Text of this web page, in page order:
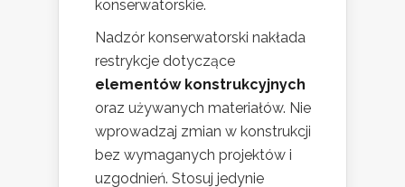
konserwatorskie.
Nadzór konserwatorski nakłada
restrykcje dotyczące
elementów konstrukcyjnych
oraz używanych materiałów. Nie
wprowadzaj zmian w konstrukcji
bez wymaganych projektów i
uzgodnień. Stosuj jedynie